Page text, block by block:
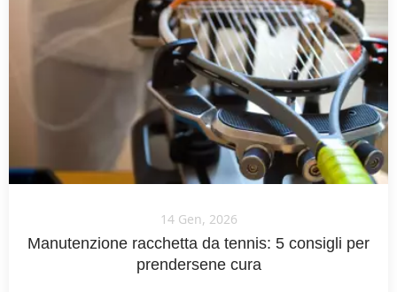
14 Gen, 2026
Manutenzione racchetta da tennis: 5 consigli per
prendersene cura